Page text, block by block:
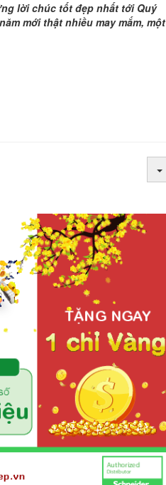
lời chúc tốt đẹp nhất tới Quý
mới thật nhiều may mắm, một